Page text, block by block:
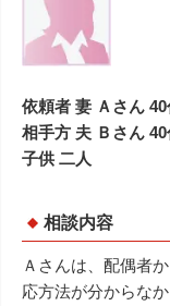
依頼者 妻 Ａさん 40
相手方 夫 Ｂさん 40
子供 二人
相談内容
Ａさんは、配偶者
応方法が分からな